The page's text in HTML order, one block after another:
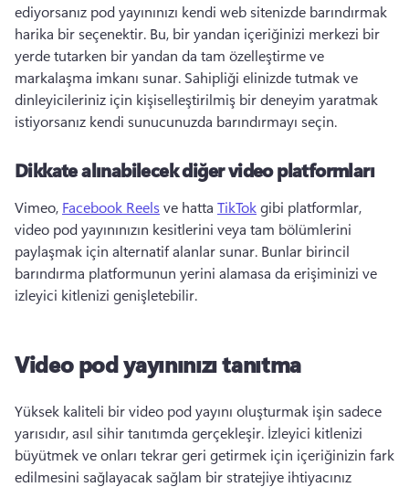
ediyorsanız pod yayınınızı kendi web sitenizde barındırmak
harika bir seçenektir. Bu, bir yandan içeriğinizi merkezi bir
yerde tutarken bir yandan da tam özelleştirme ve
markalaşma imkanı sunar. Sahipliği elinizde tutmak ve
dinleyicileriniz için kişiselleştirilmiş bir deneyim yaratmak
istiyorsanız kendi sunucunuzda barındırmayı seçin.
Dikkate alınabilecek diğer video platformları
Vimeo, Facebook Reels ve hatta TikTok gibi platformlar,
video pod yayınınızın kesitlerini veya tam bölümlerini
paylaşmak için alternatif alanlar sunar. Bunlar birincil
barındırma platformunun yerini alamasa da erişiminizi ve
izleyici kitlenizi genişletebilir.
Video pod yayınınızı tanıtma
Yüksek kaliteli bir video pod yayını oluşturmak işin sadece
yarısıdır, asıl sihir tanıtımda gerçekleşir. İzleyici kitlenizi
büyütmek ve onları tekrar geri getirmek için içeriğinizin fark
edilmesini sağlayacak sağlam bir stratejiye ihtiyacınız